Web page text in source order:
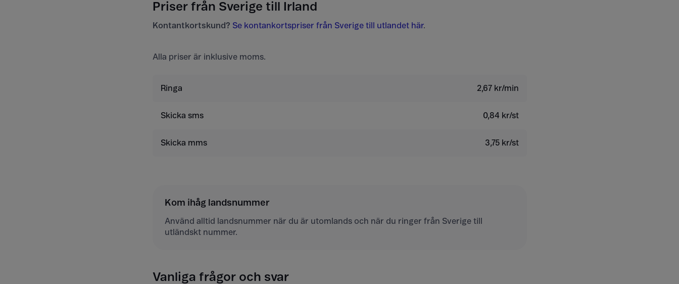
Priser från Sverige till Irland
Kontantkortskund? Se kontankortspriser från Sverige till utlandet här.
Alla priser är inklusive moms.
Ringa 2,67 kr/min
Skicka sms 0,84 kr/st
Skicka mms 3,75 kr/st
Kom ihåg landsnummer
Använd alltid landsnummer när du är utomlands och när du ringer från Sverige till
utländskt nummer.
Vanliga frågor och svar